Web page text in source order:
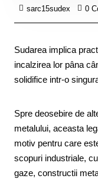
sarc15sudex 0
Sudarea implica
incalzirea lor pâna
solidifice intr-o
Spre deosebire de
metalului, aceasta
motiv pentru care
scopuri industriale,
gaze, constructii